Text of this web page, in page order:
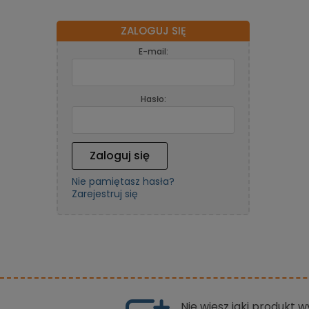
ZALOGUJ SIĘ
E-mail:
Hasło:
Zaloguj się
Nie pamiętasz hasła?
Zarejestruj się